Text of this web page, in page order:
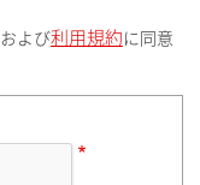
および利用規約 に同意